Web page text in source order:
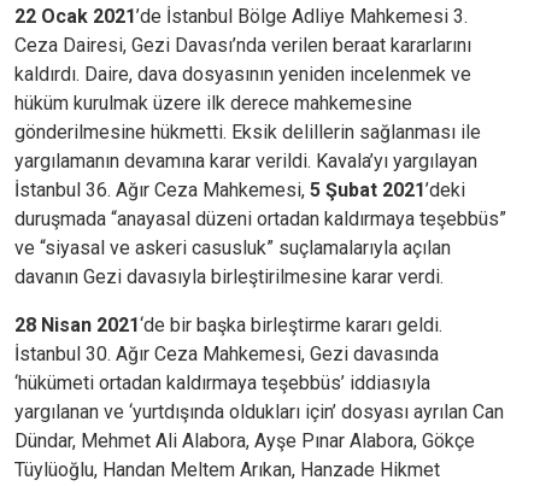
22 Ocak 2021’de İstanbul Bölge Adliye Mahkemesi 3.
Ceza Dairesi, Gezi Davası’nda verilen beraat kararlarını
kaldırdı. Daire, dava dosyasının yeniden incelenmek ve
hüküm kurulmak üzere ilk derece mahkemesine
gönderilmesine hükmetti. Eksik delillerin sağlanması ile
yargılamanın devamına karar verildi. Kavala’yı yargılayan
İstanbul 36. Ağır Ceza Mahkemesi, 5 Şubat 2021’deki
duruşmada “anayasal düzeni ortadan kaldırmaya teşebbüs”
ve “siyasal ve askeri casusluk” suçlamalarıyla açılan
davanın Gezi davasıyla birleştirilmesine karar verdi.
28 Nisan 2021‘de bir başka birleştirme kararı geldi.
İstanbul 30. Ağır Ceza Mahkemesi, Gezi davasında
‘hükümeti ortadan kaldırmaya teşebbüs’ iddiasıyla
yargılanan ve ‘yurtdışında oldukları için’ dosyası ayrılan Can
Dündar, Mehmet Ali Alabora, Ayşe Pınar Alabora, Gökçe
Tüylüoğlu, Handan Meltem Arıkan, Hanzade Hikmet